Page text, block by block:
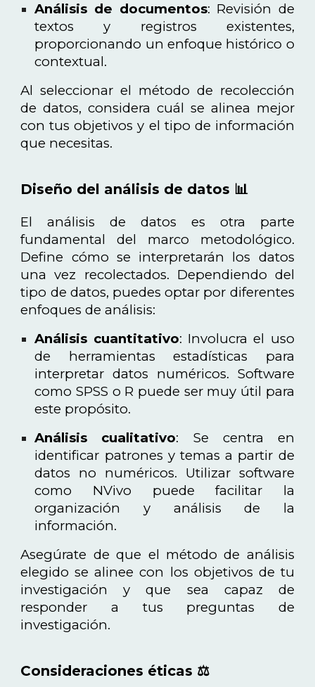
Análisis de documentos: Revisión de
textos y registros existentes,
proporcionando un enfoque histórico o
contextual.
Al seleccionar el método de recolección
de datos, considera cuál se alinea mejor
con tus objetivos y el tipo de información
que necesitas.
Diseño del análisis de datos 📊
El análisis de datos es otra parte
fundamental del marco metodológico.
Define cómo se interpretarán los datos
una vez recolectados. Dependiendo del
tipo de datos, puedes optar por diferentes
enfoques de análisis:
Análisis cuantitativo: Involucra el uso
de herramientas estadísticas para
interpretar datos numéricos. Software
como SPSS o R puede ser muy útil para
este propósito.
Análisis cualitativo: Se centra en
identificar patrones y temas a partir de
datos no numéricos. Utilizar software
como NVivo puede facilitar la
organización y análisis de la
información.
Asegúrate de que el método de análisis
elegido se alinee con los objetivos de tu
investigación y que sea capaz de
responder a tus preguntas de
investigación.
Consideraciones éticas ⚖️